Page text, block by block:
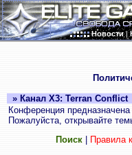
Новости|
» Канал X3: Terran Conflict
Конференция
Пожалуйста, открывайте
Поиск| Правила